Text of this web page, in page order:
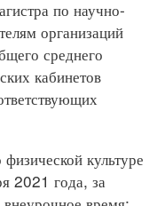
по научно-
организаций
среднего
кабинетов
культуре
2021 года, за